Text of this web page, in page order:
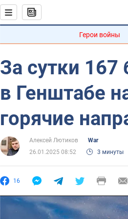
Герои войны
За сутки 167
в Генштабе
горячие
Алексей Лютиков
War
26.01.2025 08:52
3 минуты
16